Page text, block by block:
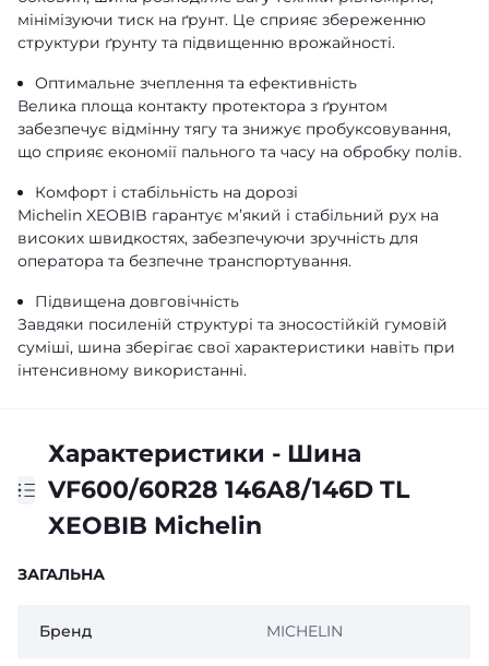
мінімізуючи тиск на ґрунт. Це сприяє збереженню
структури ґрунту та підвищенню врожайності.
Оптимальне зчеплення та ефективність
Велика площа контакту протектора з ґрунтом
забезпечує відмінну тягу та знижує пробуксовування,
що сприяє економії пального та часу на обробку полів.
Комфорт і стабільність на дорозі
Michelin XEOBIB гарантує м’який і стабільний рух на
високих швидкостях, забезпечуючи зручність для
оператора та безпечне транспортування.
Підвищена довговічність
Завдяки посиленій структурі та зносостійкій гумовій
суміші, шина зберігає свої характеристики навіть при
інтенсивному використанні.
Характеристики - Шина
VF600/60R28 146A8/146D TL
XEOBIB Michelin
ЗАГАЛЬНА
Бренд MICHELIN